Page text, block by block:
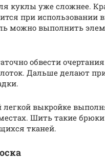
куклы уже сложнее.
при использовании
можно выполнить
обвести
Дальше делают
легкой выкройке
Шить такие
тканей.